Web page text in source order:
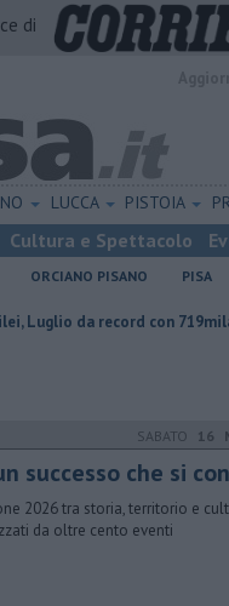
di
LUCCA PISTOIA
Cultura e Spettacolo
ORCIANO PISANO PISA
con 719mila viaggiatori
SABATO 16
successo che si
2026 tra storia, territorio e
da oltre cento eventi